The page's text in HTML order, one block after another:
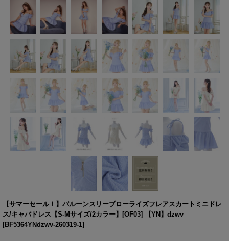
【サマーセール！】バルーンスリーブローライズフレアスカートミニドレ
ス/キャバドレス【S-Mサイズ/2カラー】[OF03] 【YN】dzwv
[BF5364YNdzwv-260319-1]